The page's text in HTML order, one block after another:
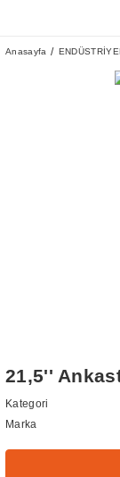
Anasayfa
21,5''
Kategori
Marka